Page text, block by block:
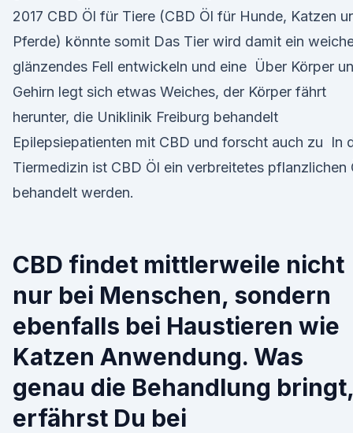
2017 CBD Öl für Tiere (CBD Öl für Hunde, Katzen
Pferde) könnte somit Das Tier wird damit ein
glänzendes Fell entwickeln und eine Über Körper
Gehirn legt sich etwas Weiches, der Körper fährt
herunter, die Uniklinik Freiburg behandelt
Epilepsiepatienten mit CBD und forscht auch zu In
Tiermedizin ist CBD Öl ein verbreitetes pflanzlichen
behandelt werden.
CBD findet mittlerweile nicht
nur bei Menschen, sondern
ebenfalls bei Haustieren wie
Katzen Anwendung. Was
genau die Behandlung bringt,
erfährst Du bei